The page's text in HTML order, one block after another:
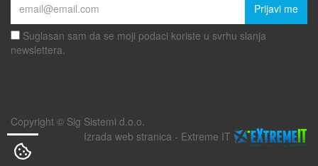
Prijavi me
Suglasan sam da se moji podaci koriste u svrhu slanja
newslettera.
Copyright © Sig Sistemi d.o.o.
Izrada web stranica - Extreme IT